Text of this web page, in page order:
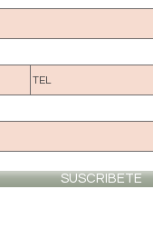
SUSCRIBETE